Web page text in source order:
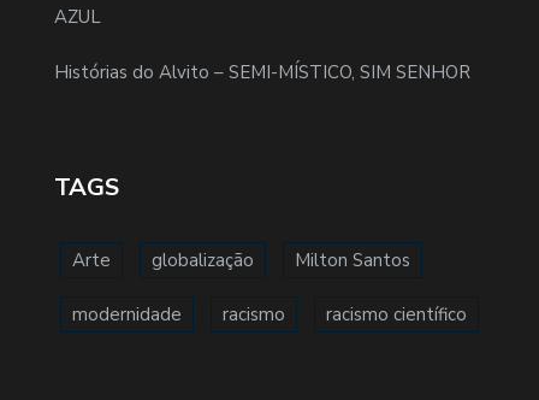
AZUL
Histórias do Alvito – SEMI-MÍSTICO, SIM SENHOR
TAGS
Arte globalização Milton Santos
modernidade racismo racismo científico